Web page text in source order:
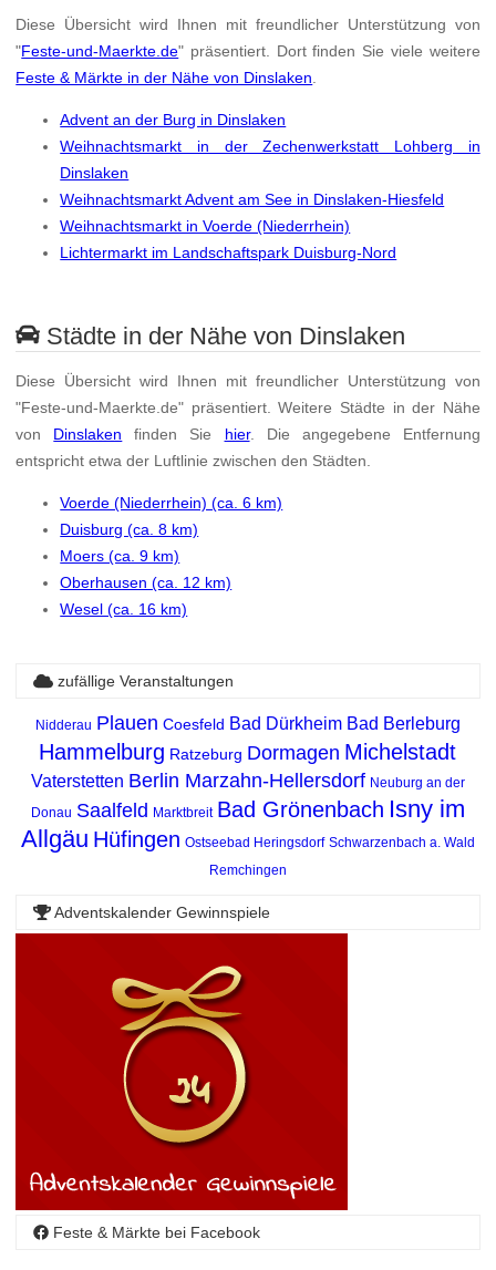
Diese Übersicht wird Ihnen mit freundlicher Unterstützung von
"Feste-und-Maerkte.de" präsentiert. Dort finden Sie viele weitere
Feste & Märkte in der Nähe von Dinslaken
Advent an der Burg in Dinslaken
Weihnachtsmarkt in der Zechenwerkstatt Lohberg in
Dinslaken
Weihnachtsmarkt Advent am See in Dinslaken-Hiesfeld
Weihnachtsmarkt in Voerde (Niederrhein)
Lichtermarkt im Landschaftspark Duisburg-Nord
Städte in der Nähe von Dinslaken
Diese Übersicht wird Ihnen mit freundlicher Unterstützung von
"Feste-und-Maerkte.de" präsentiert. Weitere Städte in der Nähe
von Dinslaken finden Sie hier. Die angegebene Entfernung
entspricht etwa der Luftlinie zwischen den Städten.
Voerde (Niederrhein) (ca. 6 km)
Duisburg (ca. 8 km)
Moers (ca. 9 km)
Oberhausen (ca. 12 km)
Wesel (ca. 16 km)
zufällige Veranstaltungen
Nidderau Plauen Coesfeld Bad Dürkheim Bad Berleburg
Hammelburg Ratzeburg Dormagen Michelstadt
Vaterstetten Berlin Marzahn-Hellersdorf Neuburg an der
Donau Saalfeld Marktbreit Bad Grönenbach Isny im
Allgäu Hüfingen Ostseebad Heringsdorf Schwarzenbach a. Wald
Remchingen
Adventskalender Gewinnspiele
Feste & Märkte bei Facebook